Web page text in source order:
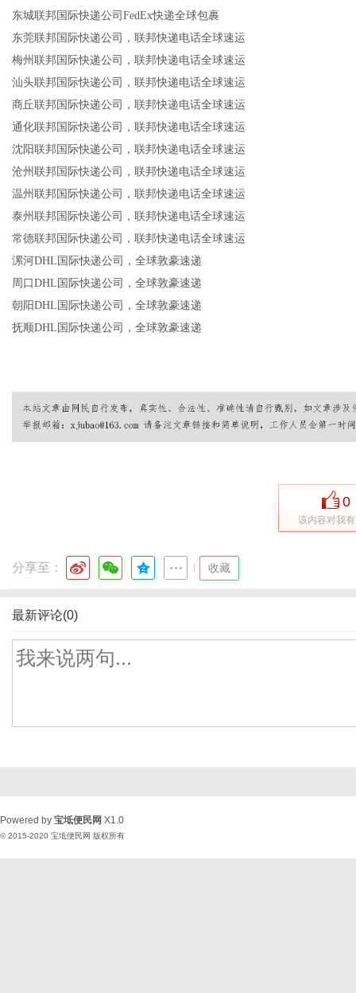
东城联邦国际快递公司FedEx快递全球包裹
东莞联邦国际快递公司，联邦快递电话全球速运
梅州联邦国际快递公司，联邦快递电话全球速运
汕头联邦国际快递公司，联邦快递电话全球速运
商丘联邦国际快递公司，联邦快递电话全球速运
通化联邦国际快递公司，联邦快递电话全球速运
沈阳联邦国际快递公司，联邦快递电话全球速运
沧州联邦国际快递公司，联邦快递电话全球速运
温州联邦国际快递公司，联邦快递电话全球速运
泰州联邦国际快递公司，联邦快递电话全球速运
常德联邦国际快递公司，联邦快递电话全球速运
漯河DHL国际快递公司，全球敦豪速递
周口DHL国际快递公司，全球敦豪速递
朝阳DHL国际快递公司，全球敦豪速递
抚顺DHL国际快递公司，全球敦豪速递
0
该内容对我
分享至： 收藏
最新评论(0)
Powered by 宝坻便民网 X1.0
© 2015-2020 宝坻便民网 版权所有